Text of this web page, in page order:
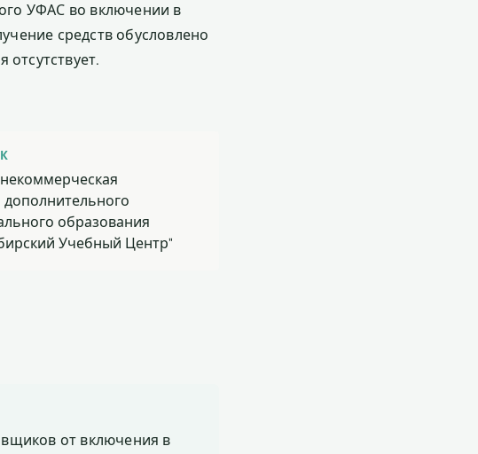
УФАС во включении в
средств обусловлено
дополнительного
образования
Учебный Центр"
от включения в